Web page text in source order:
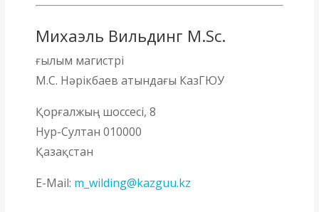
Михаэль Вильдинг M.Sc.
ғылым магистрі
М.С. Нәрікбаев атындағы КазГЮУ
Қорғалжың шоссесі, 8
Нур-Султан 010000
Қазақстан
E-Mail: m_wilding@kazguu.kz